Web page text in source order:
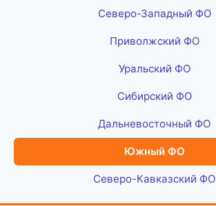
Северо-Западный ФО
Приволжский ФО
Уральский ФО
Сибирский ФО
Дальневосточный ФО
Южный ФО
Северо-Кавказский ФО